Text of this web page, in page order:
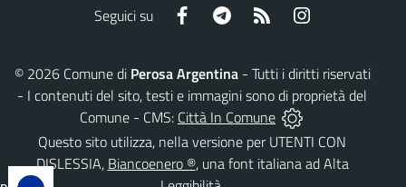
Seguici su Facebook Telegram RSS
© 2026Comune di Perosa Argentina- Tutti i diritti riservati
- I contenuti del sito, testi e immagini sono di proprietà del
Comune - CMS: Città In Comune
Questo sito utilizza, nella versione per UTENTI CON
DISLESSIA, Biancoenero ®, una font italiana ad Alta